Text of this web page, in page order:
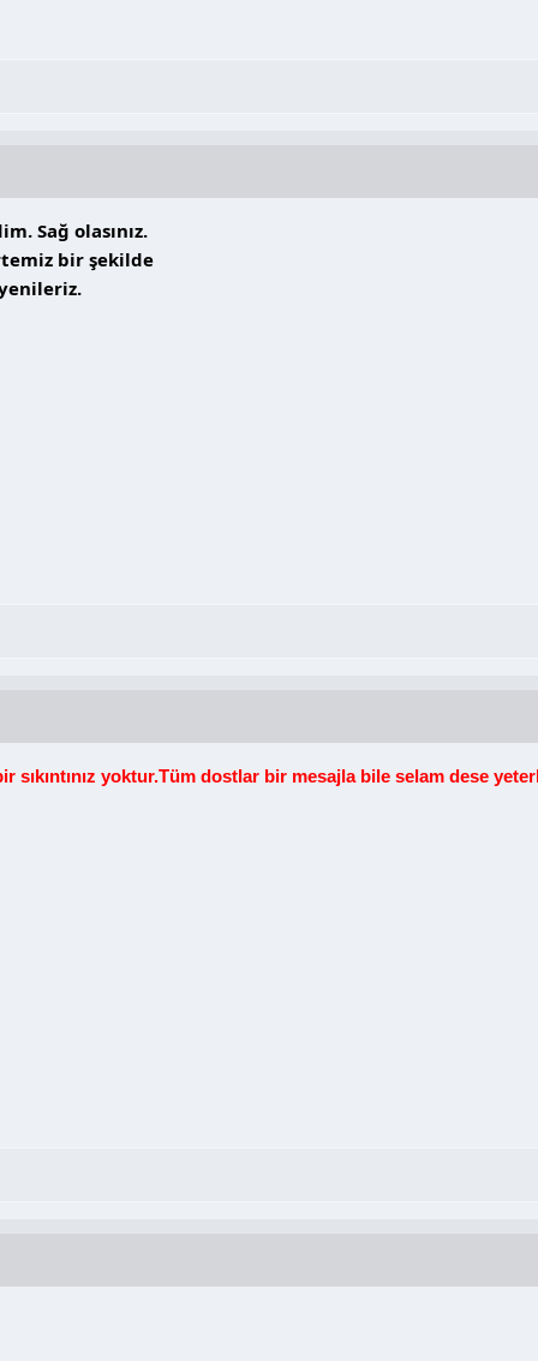
Sağ olasınız.
bir şekilde
sıkıntınız yoktur.Tüm dostlar bir mesajla bile selam dese